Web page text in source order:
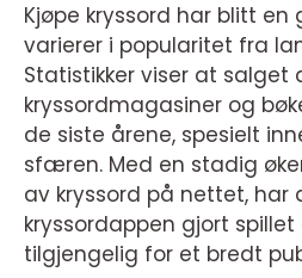
Kjøpe kryssord har blitt
varierer i popularitet fra
Statistikker viser at salget
kryssordmagasiner og
de siste årene, spesielt
sfæren. Med en stadig
av kryssord på nettet, har
kryssordappen gjort
tilgjengelig for et bredt